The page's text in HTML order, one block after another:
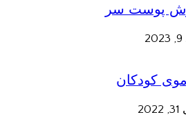
پوست سر
کودکان